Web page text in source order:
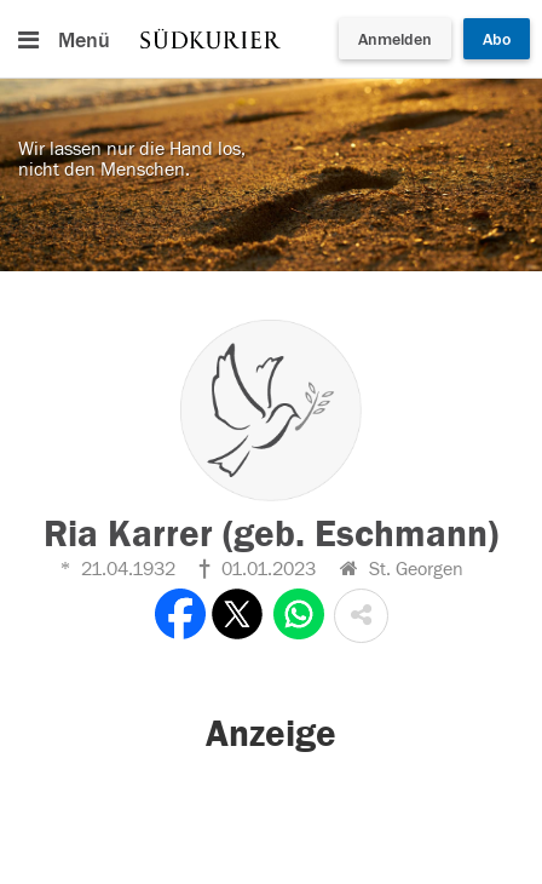
Menü Anmelden Abo
Wir lassen nur die Hand los,
nicht den Menschen.
Ria Karrer (geb. Eschmann)
21.04.1932 01.01.2023 St. Georgen
Anzeige